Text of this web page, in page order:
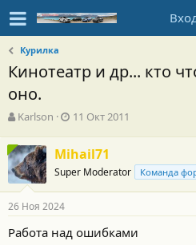
Курилка
Кинотеатр и др... кто
оно.
А
т
о
р
т
е
м
ы
Karlson
Д
а
н
а
л
11 Окт 2011
Mihail71
Super Moderator Команда
26 Ноя 2024
Работа над ошибками